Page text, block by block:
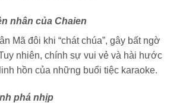
nhân của Chaien
Mã đôi khi “chát chúa”, gây bất ngờ
nhiên, chính sự vui vẻ và hài hước
hồn của những buổi tiệc karaoke.
phá nhịp